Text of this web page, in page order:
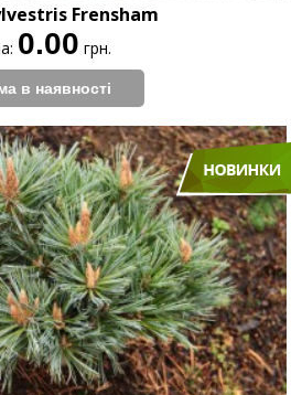
Frensham
0.00 грн.